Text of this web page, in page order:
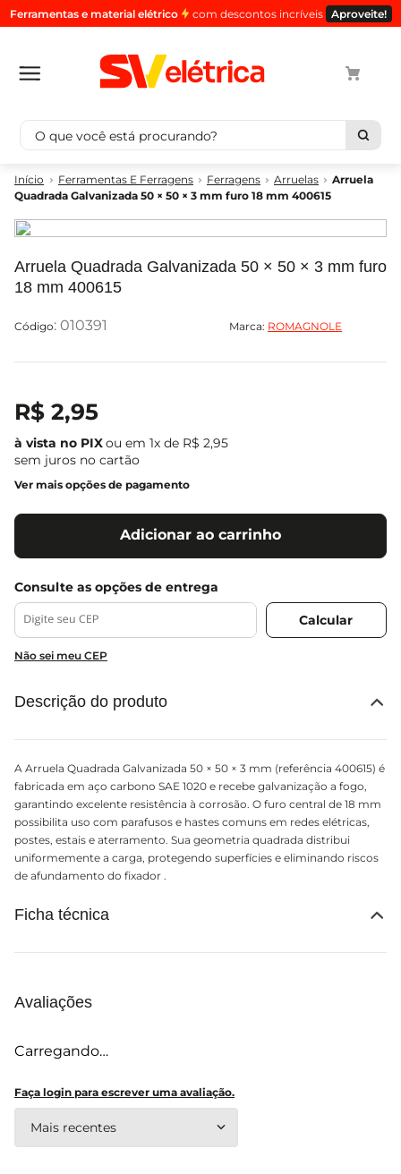
Ferramentas e material elétrico com descontos incríveis Aproveite!
O que você está procurando?
Ferramentas E Ferragens Ferragens Arruelas
Arruela
Quadrada Galvanizada 50 × 50 × 3 mm furo 18 mm 400615
Arruela Quadrada Galvanizada 50 × 50 × 3 mm furo
18 mm 400615
: 010391 Marca: ROMAGNOLE
R$ 2,95
ou em 1x de R$ 2,95
sem juros no cartão
Ver mais opções de pagamento
Adicionar ao carrinho
Não sei meu CEP
Descrição do produto
A Arruela Quadrada Galvanizada 50 × 50 × 3 mm (referência 400615) é
fabricada em aço carbono SAE 1020 e recebe galvanização a fogo,
garantindo excelente resistência à corrosão. O furo central de 18 mm
possibilita uso com parafusos e hastes comuns em redes elétricas,
postes, estais e aterramento. Sua geometria quadrada distribui
uniformemente a carga, protegendo superfícies e eliminando riscos
de afundamento do fixador .
Ficha técnica
Avaliações
Carregando…
Faça login para escrever uma avaliação.
Mais recentes
Termos mais buscados
2º
luminaria
3º
tomada
4º
cabo pp
4